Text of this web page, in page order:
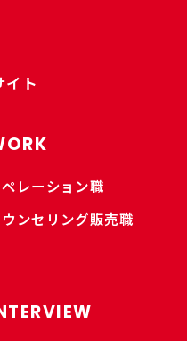
ト
レーション職
ンセリング販売職